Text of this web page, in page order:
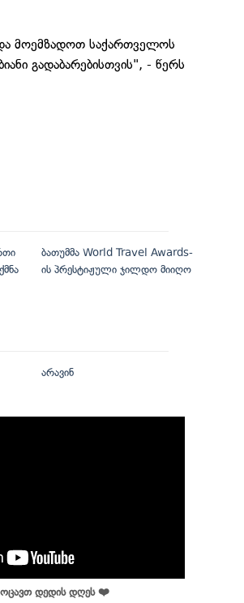
მოემზადოთ საქართველოს
გადაბარებისთვის", - წერს
ბათუმმა World Travel Awards-
ის პრესტიჟული ჯილდო მიიღო
არავინ
დედის დღეს ❤️